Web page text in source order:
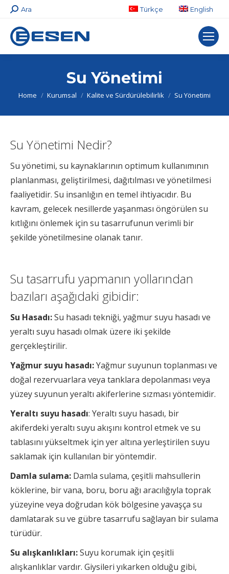
Search:
Ara Türkçe English
Su Yönetimi
You are here:
Home Kurumsal Kalite ve Sürdürülebilirlik Su Yönetimi
Su Yönetimi Nedir?
Su yönetimi, su kaynaklarının optimum kullanımının
planlanması, geliştirilmesi, dağıtılması ve yönetilmesi
faaliyetidir. Su insanlığın en temel ihtiyacıdır. Bu
kavram, gelecek nesillerde yaşanması öngörülen su
kıtlığını önlemek için su tasarrufunun verimli bir
şekilde yönetilmesine olanak tanır.
Su tasarrufu yapmanın yollarından
bazıları aşağıdaki gibidir:
Su Hasadı:Su hasadı tekniği, yağmur suyu hasadı ve
yeraltı suyu hasadı olmak üzere iki şekilde
gerçekleştirilir.
Yağmur suyu hasadı:Yağmur suyunun toplanması ve
doğal rezervuarlara veya tanklara depolanması veya
yüzey suyunun yeraltı akiferlerine sızması yöntemidir.
Yeraltı suyu hasadı: Yeraltı suyu hasadı, bir
akiferdeki yeraltı suyu akışını kontrol etmek ve su
tablasını yükseltmek için yer altına yerleştirilen suyu
saklamak için kullanılan bir yöntemdir.
Damla sulama: Damla sulama, çeşitli mahsullerin
köklerine, bir vana, boru, boru ağı aracılığıyla toprak
yüzeyine veya doğrudan kök bölgesine yavaşça su
damlatarak su ve gübre tasarrufu sağlayan bir sulama
türüdür.
Su alışkanlıkları:Suyu korumak için çeşitli
alışkanlıklar vardır. Giysileri yıkarken olduğu gibi,